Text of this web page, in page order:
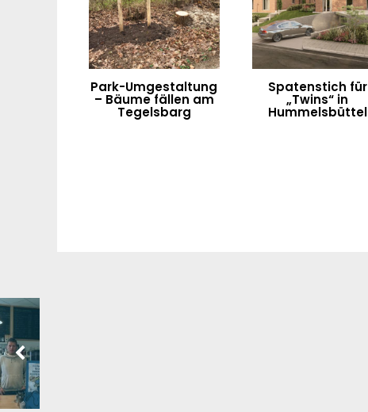
Park-Umgestaltung
– Bäume fällen am
Tegelsbarg
Spatenstich für
„Twins“ in
Hummelsbüttel